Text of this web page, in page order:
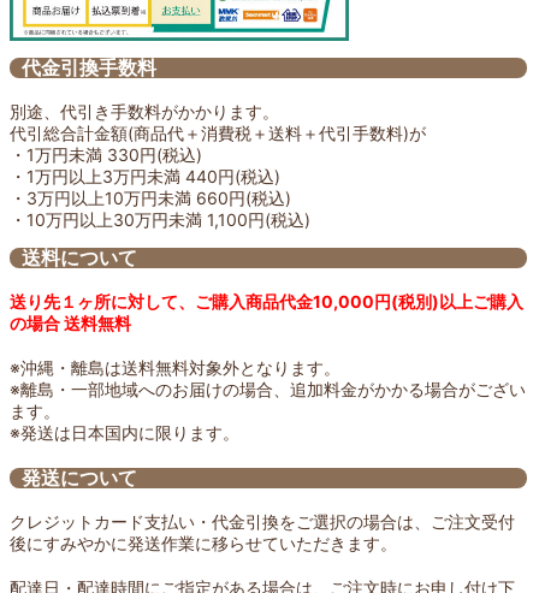
代金引換手数料
別途、代引き手数料がかかります。
代引総合計金額(商品代＋消費税＋送料＋代引手数料)が
・1万円未満 330円(税込)
・1万円以上3万円未満 440円(税込)
・3万円以上10万円未満 660円(税込)
・10万円以上30万円未満 1,100円(税込)
送料について
送り先１ヶ所に対して、ご購入商品代金10,000円(税別)以上ご購入
の場合 送料無料
※沖縄・離島は送料無料対象外となります。
※離島・一部地域へのお届けの場合、追加料金がかかる場合がござい
ます。
※発送は日本国内に限ります。
発送について
クレジットカード支払い・代金引換をご選択の場合は、ご注文受付
後にすみやかに発送作業に移らせていただきます。
配達日・配達時間にご指定がある場合は、ご注文時にお申し付け下